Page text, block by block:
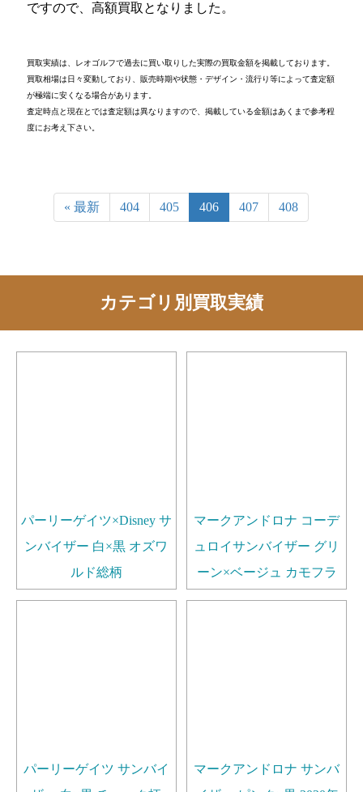
ですので、高額買取となりました。
買取実績は、レオゴルフで過去に買い取りした実際の買取金額を掲載しております。
買取相場は日々変動しており、販売時期や状態・デザイン・流行り等によって査定額
が極端に安くなる場合があります。
査定時点と現在とでは査定額は異なりますので、掲載している金額はあくまで参考程
度にお考え下さい。
« 最新 404 405 406 407 408
カテゴリ別買取実績
パーリーゲイツ×Disney サ
ンバイザー 白×黒 オズワ
ルド総柄
マークアンドロナ コーデ
ュロイサンバイザー グリ
ーン×ベージュ カモフラ
パーリーゲイツ サンバイ
マークアンドロナ サンバ